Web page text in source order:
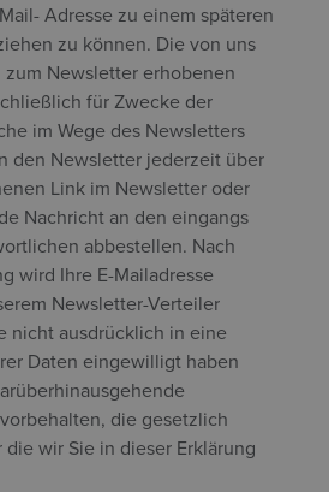
Adresse zu einem späteren
zu können. Die von uns
Newsletter erhobenen
für Zwecke der
im Wege des Newsletters
den Newsletter jederzeit über
Link im Newsletter oder
Nachricht an den eingangs
abbestellen. Nach
wird Ihre E-Mailadresse
Newsletter-Verteiler
nicht ausdrücklich in eine
Daten eingewilligt haben
die gesetzlich
wir Sie in dieser Erklärung